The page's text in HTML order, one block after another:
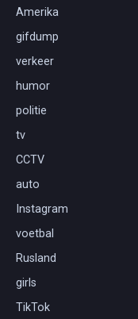
Amerika
gifdump
verkeer
humor
politie
tv
CCTV
auto
Instagram
voetbal
Rusland
girls
TikTok